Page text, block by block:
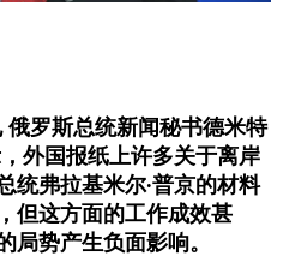
罗斯总统新闻秘书德米特
外国报纸上许多关于离岸
统弗拉基米尔·普京的材料
但这方面的工作成效甚
势产生负面影响。